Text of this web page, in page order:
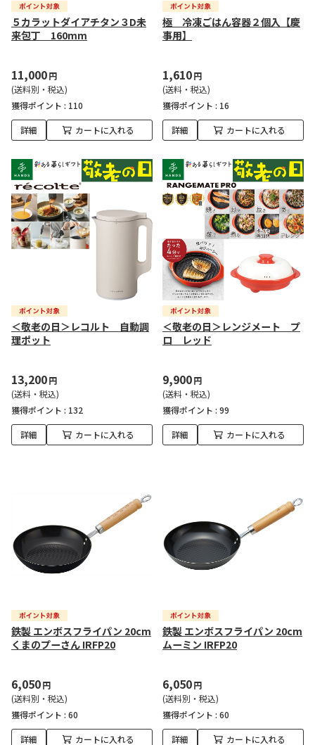
５カラットダイアチタン３D未
来包丁 160mm
11,000円
(送料別・税込)
獲得ポイント : 110
詳細 カートに入れる
極 冷凍ごはん容器２個入【慶
事用】
1,610円
(送料・税込)
獲得ポイント : 16
詳細 カートに入れる
＜敬老の日＞レコルト 自動調
理ポット
13,200円
(送料・税込)
獲得ポイント : 132
詳細 カートに入れる
＜敬老の日＞レンジメート プ
ロ レッド
9,900円
(送料・税込)
獲得ポイント : 99
詳細 カートに入れる
鉄製 エンボスフライパン 20cm
くまのプーさん IRFP20
6,050円
(送料別・税込)
獲得ポイント : 60
詳細 カートに入れる
鉄製 エンボスフライパン 20cm
ムーミン IRFP20
6,050円
(送料別・税込)
獲得ポイント : 60
詳細 カートに入れる